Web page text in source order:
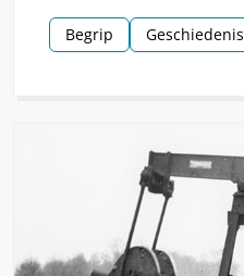
hoogtepunt van de TT.
Begrip Geschiedenis